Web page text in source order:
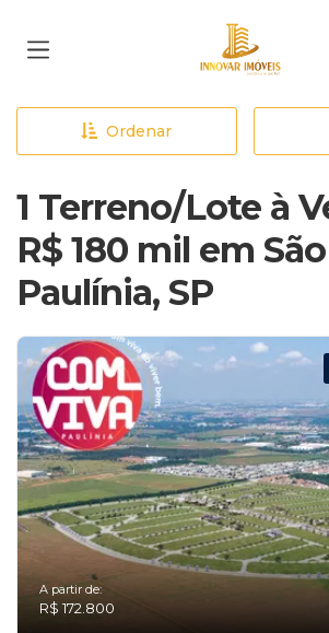
Página inicial
Ordenar
1 Terreno/Lote à
R$ 180 mil em
Paulínia, SP
A partir de:
R$ 172.800